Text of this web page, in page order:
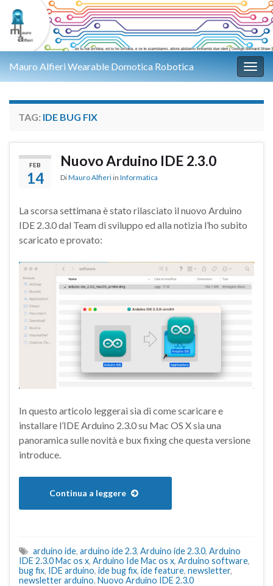
Mauro Alfieri Wearable Domotica Robotica
TAG: IDE BUG FIX
FEB
14
Nuovo Arduino IDE 2.3.0
DiMauro Alfieri in Informatica
La scorsa settimana è stato rilasciato il nuovo Arduino
IDE 2.3.0 dal Team di sviluppo ed alla notizia l’ho subito
scaricato e provato:
In questo articolo leggerai sia di come scaricare e
installare l’IDE Arduino 2.3.0 su Mac OS X sia una
panoramica sulle novità e bux fixing che questa versione
introduce.
Continua a leggere
arduino ide, arduino ide 2.3, Arduino ide 2.3.0, Arduino
IDE 2.3.0 Mac os x, Arduino Ide Mac os x, Arduino software,
bug fix, IDE arduino, ide bug fix, ide feature, newsletter,
newsletter arduino, Nuovo Arduino IDE 2.3.0